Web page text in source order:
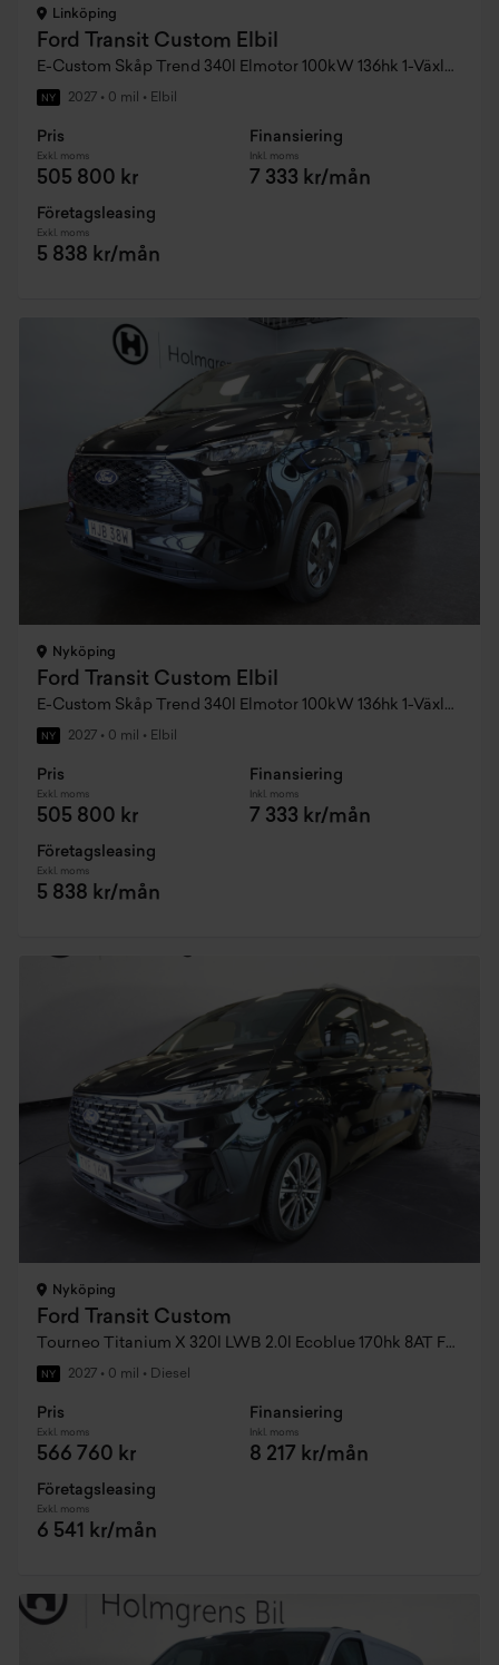
Linköping
Ford Transit Custom Elbil
E-Custom Skåp Trend 340l Elmotor 100kW 136hk 1-Växlad Rwd El Dubbla Skjutdörrar
NY 2027 • 0 mil • Elbil
Pris
Exkl. moms
505 800 kr
Finansiering
Inkl. moms
7 333 kr/mån
Företagsleasing
Exkl. moms
5 838 kr/mån
Nyköping
Ford Transit Custom Elbil
E-Custom Skåp Trend 340l Elmotor 100kW 136hk 1-Växlad Rwd El Dubbla Skjutdörrar
NY 2027 • 0 mil • Elbil
Pris
Exkl. moms
505 800 kr
Finansiering
Inkl. moms
7 333 kr/mån
Företagsleasing
Exkl. moms
5 838 kr/mån
Nyköping
Ford Transit Custom
Tourneo Titanium X 320l LWB 2.0l Ecoblue 170hk 8AT FWD Diesel
NY 2027 • 0 mil • Diesel
Pris
Exkl. moms
566 760 kr
Finansiering
Inkl. moms
8 217 kr/mån
Företagsleasing
Exkl. moms
6 541 kr/mån